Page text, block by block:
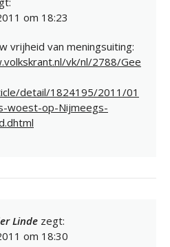
om 18:23
vrijheid van meningsuiting:
vk/nl/2788/Gee
detail/1824195/2011/01
woest-op-Nijmeegs-
Linde zegt:
om 18:30